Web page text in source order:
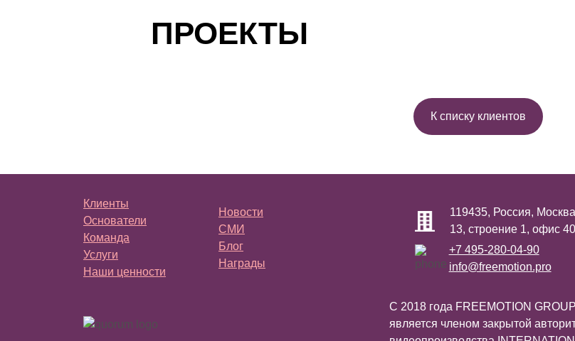
ПРОЕКТЫ
К списку клиентов
Клиенты
Основатели
Команда
Услуги
Наши ценности
Новости
СМИ
Блог
Награды
119435, Россия,
13, строение 1, офис
+7 495-280-04-90
info@freemotion.pro
С 2018 года FREEMOTION
является членом закрытой